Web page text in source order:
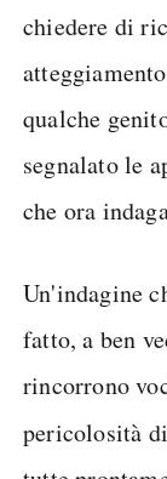
chiedere di
qualche
segnalato le
che ora
Un'indagine
fatto, a ben
rincorrono
pericolosità di